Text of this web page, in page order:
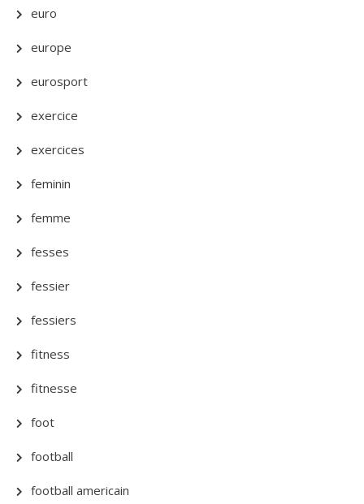
euro
europe
eurosport
exercice
exercices
feminin
femme
fesses
fessier
fessiers
fitness
fitnesse
foot
football
football americain